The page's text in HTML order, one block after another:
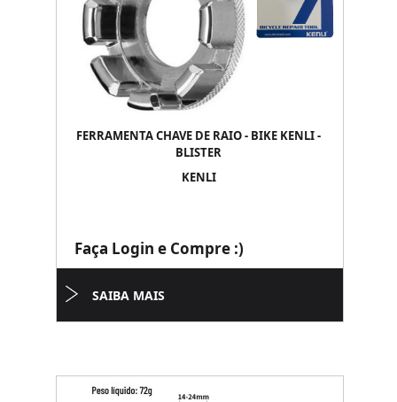
FERRAMENTA CHAVE DE RAIO - BIKE KENLI -
BLISTER
KENLI
Faça Login e Compre :)
SAIBA MAIS